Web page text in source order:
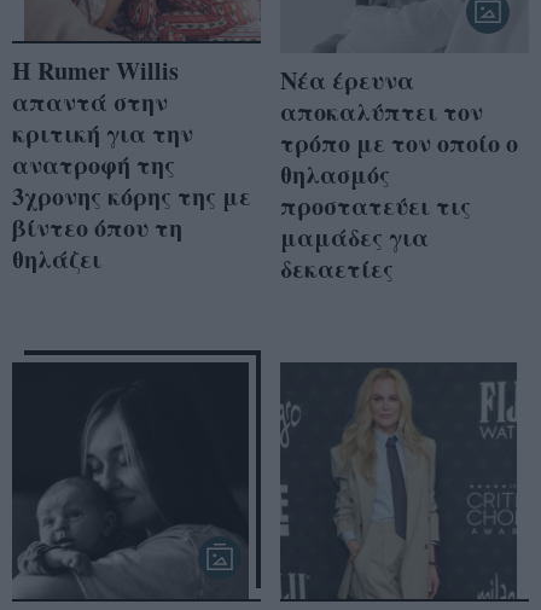
Η Rumer Willis
απαντά στην
κριτική για την
ανατροφή της
3χρονης κόρης της με
βίντεο όπου τη
θηλάζει
Νέα έρευνα
αποκαλύπτει τον
τρόπο με τον οποίο ο
θηλασμός
προστατεύει τις
μαμάδες για
δεκαετίες